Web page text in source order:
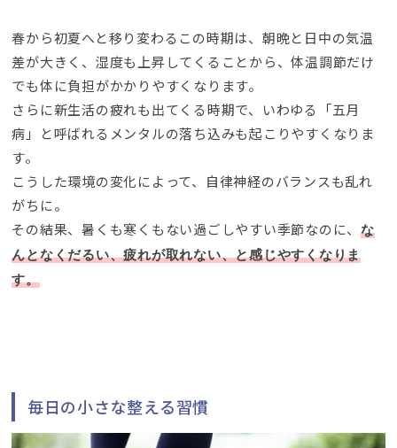
春から初夏へと移り変わるこの時期は、朝晩と日中の気温
差が大きく、湿度も上昇してくることから、体温調節だけ
でも体に負担がかかりやすくなります。
さらに新生活の疲れも出てくる時期で、いわゆる「五月
病」と呼ばれるメンタルの落ち込みも起こりやすくなりま
す。
こうした環境の変化によって、自律神経のバランスも乱れ
がちに。
その結果、暑くも寒くもない過ごしやすい季節なのに、な
んとなくだるい、疲れが取れない、と感じやすくなりま
す。
毎日の小さな整える習慣